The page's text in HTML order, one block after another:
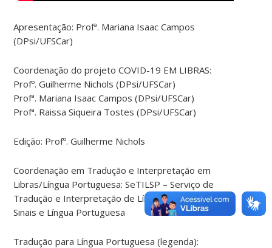
Apresentação: Profª. Mariana Isaac Campos
(DPsi/UFSCar)
Coordenação do projeto COVID-19 EM LIBRAS:
Profº. Guilherme Nichols (DPsi/UFSCar)
Profª. Mariana Isaac Campos (DPsi/UFSCar)
Profª. Raissa Siqueira Tostes (DPsi/UFSCar)
Edição: Profº. Guilherme Nichols
Coordenação em Tradução e Interpretação em
Libras/Língua Portuguesa: SeTILSP – Serviço de
Tradução e Interpretação de Língua de Brasileira
Sinais e Língua Portuguesa
Tradução para Língua Portuguesa (legenda):